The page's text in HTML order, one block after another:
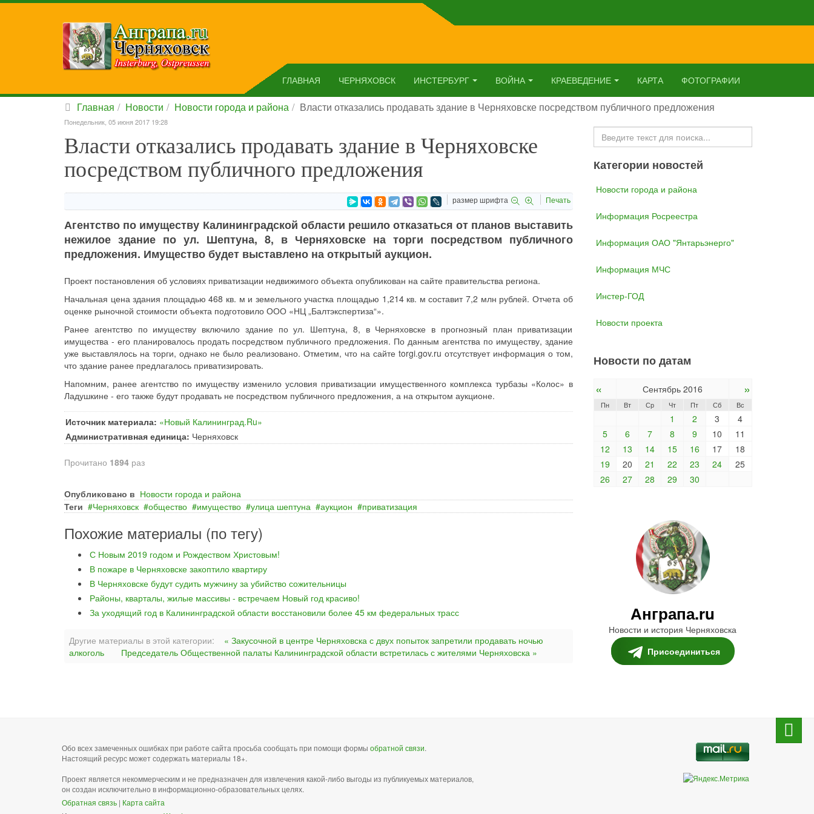
ГЛАВНАЯ ЧЕРНЯХОВСК ИНСТЕРБУРГ ВОЙНА КРАЕВЕДЕНИЕ КАРТА ФОТОГРАФИИ
Главная Новости Новости города и района Власти отказались продавать здание в Черняховске посредством публичного предложения
Понедельник, 05 июня 2017 19:28
Власти отказались продавать здание в Черняховске
посредством публичного предложения
размер шрифта Печать
Агентство по имуществу Калининградской области решило отказаться от планов выставить
нежилое здание по ул. Шептуна, 8, в Черняховске на торги посредством публичного
предложения. Имущество будет выставлено на открытый аукцион.
Проект постановления об условиях приватизации недвижимого объекта опубликован на сайте правительства региона.
Начальная цена здания площадью 468 кв. м и земельного участка площадью 1,214 кв. м составит 7,2 млн рублей. Отчета об
оценке рыночной стоимости объекта подготовило ООО «НЦ „Балтэкспертиза“».
Ранее агентство по имуществу включило здание по ул. Шептуна, 8, в Черняховске в прогнозный план приватизации
имущества - его планировалось продать посредством публичного предложения. По данным агентства по имуществу, здание
уже выставлялось на торги, однако не было реализовано. Отметим, что на сайте torgi.gov.ru отсутствует информация о том,
что здание ранее предлагалось приватизировать.
Напомним, ранее агентство по имуществу изменило условия приватизации имущественного комплекса турбазы «Колос» в
Ладушкине - его также будут продавать не посредством публичного предложения, а на открытом аукционе.
Источник материала: «Новый Калининград.Ru»
Административная единица: Черняховск
Прочитано 1894 раз
Опубликовано в Новости города и района
Теги
Черняховск общество имущество улица шептуна аукцион приватизация
Похожие материалы (по тегу)
С Новым 2019 годом и Рождеством Христовым!
В пожаре в Черняховске закоптило квартиру
В Черняховске будут судить мужчину за убийство сожительницы
Районы, кварталы, жилые массивы - встречаем Новый год красиво!
За уходящий год в Калининградской области восстановили более 45 км федеральных трасс
Другие материалы в этой категории:
« Закусочной в центре Черняховска с двух попыток запретили продавать ночью
алкоголь
Председатель Общественной палаты Калининградской области встретилась с жителями Черняховска »
Искать...
Категории новостей
Новости города и района
Информация Росреестра
Информация ОАО "Янтарьэнерго"
Информация МЧС
Инстер-ГОД
Новости проекта
Новости по датам
« Сентябрь 2016 »
Пн Вт Ср Чт Пт Сб Вс
1 2 3
4
5
6 7 8 9 10
11
12
13 14 15 16 17
18
19
20 21 22 23 24
25
26
27 28 29 30
Анграпа.ru
Новости и история Черняховска
Присоединиться
Обо всех замеченных ошибках при работе сайта просьба сообщать при помощи формы обратной связи.
Настоящий ресурс может содержать материалы 18+.
Проект является некоммерческим и не предназначен для извлечения какой-либо выгоды из публикуемых материалов,
он создан исключительно в информационно-образовательных целях.
Обратная связь | Карта сайта